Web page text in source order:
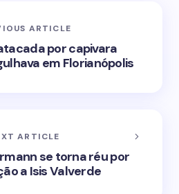
ARTICLE
por capivara
em Florianópolis
ARTICLE
se torna réu por
a Isis Valverde